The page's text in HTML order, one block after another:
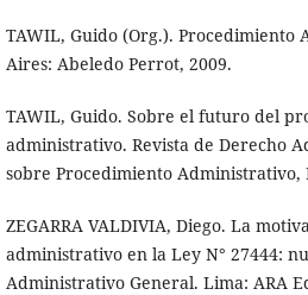
TAWIL, Guido (Org.). Procedimiento
Aires: Abeledo Perrot, 2009.
TAWIL, Guido. Sobre el futuro del
administrativo. Revista de Derecho
sobre Procedimiento Administrativo,
ZEGARRA VALDIVIA, Diego. La
administrativo en la Ley N° 27444:
Administrativo General. Lima: ARA